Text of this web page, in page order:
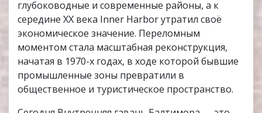
глубоководные и современные районы, а к
середине XX века Inner Harbor утратил своё
экономическое значение. Переломным
моментом стала масштабная реконструкция,
начатая в 1970-х годах, в ходе которой бывшие
промышленные зоны превратили в
общественное и туристическое пространство.